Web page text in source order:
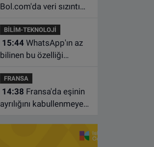
Bol.com'da veri sızıntısı:
geçirilmiş olabilir
BİLİM-TEKNOLOJİ
15:44WhatsApp'ın az
bilinen bu özelliği
hale getiriyor
FRANSA
14:38
ayrılığını kabullenmeyen